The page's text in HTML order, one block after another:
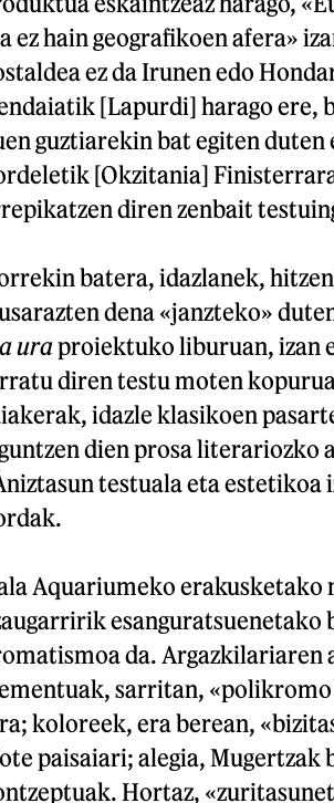
ez hain geografikoen afera»
ez da Irunen edo
[Lapurdi] harago ere,
guztiarekin bat egiten
[Okzitania]
diren zenbait
batera, idazlanek,
dena «janzteko»
uraproiektuko liburuan, izan
diren testu moten
idazle klasikoen
dien prosa literariozko
testuala eta estetikoa
Aquariumeko
esanguratsuenetako
da. Argazkilariaren
sarritan,
koloreek, era berean,
paisaiari; alegia,
Hortaz,